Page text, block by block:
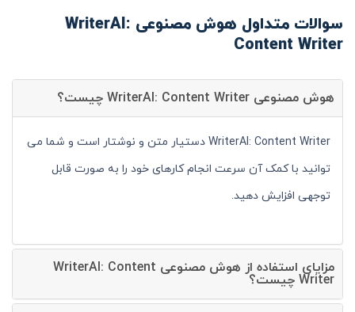
سوالات متداول هوش مصنوعی WriterAI:
Content Writer
هوش مصنوعی WriterAI: Content Writer چیست؟
WriterAI: Content Writer دستیار متن و نوشتار است و شما می
توانید با کمک آن سرعت انجام کارهای خود را به صورت قابل
توجهی افزایش دهید.
مزایای استفاده از هوش مصنوعی WriterAI: Content
Writer چیست؟